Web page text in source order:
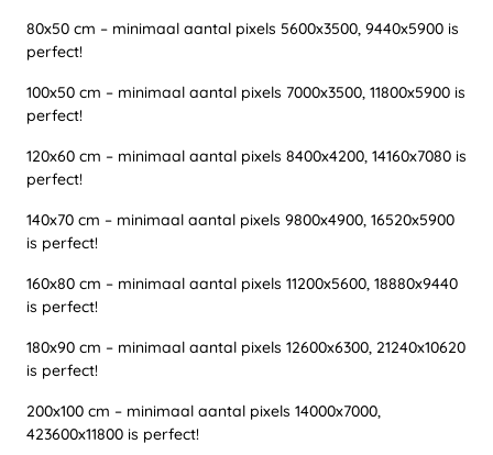
80x50 cm – minimaal aantal pixels 5600x3500, 9440x5900 is
perfect!
100x50 cm – minimaal aantal pixels 7000x3500, 11800x5900 is
perfect!
120x60 cm – minimaal aantal pixels 8400x4200, 14160x7080 is
perfect!
140x70 cm – minimaal aantal pixels 9800x4900, 16520x5900
is perfect!
160x80 cm – minimaal aantal pixels 11200x5600, 18880x9440
is perfect!
180x90 cm – minimaal aantal pixels 12600x6300, 21240x10620
is perfect!
200x100 cm – minimaal aantal pixels 14000x7000,
423600x11800 is perfect!